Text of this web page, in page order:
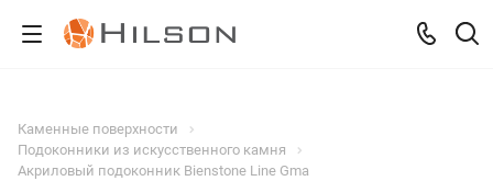
Каменные поверхности
Подоконники из искусственного камня
Акриловый подоконник Bienstone Line Gma